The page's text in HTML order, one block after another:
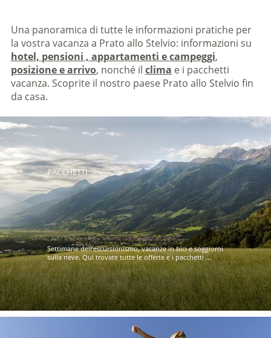
Una panoramica di tutte le informazioni pratiche per
la vostra vacanza a Prato allo Stelvio: informazioni su
hotel, pensioni , appartamenti e campeggi,
posizione e arrivo, nonché il clima e i pacchetti
vacanza. Scoprite il nostro paese Prato allo Stelvio fin
da casa.
PACCHETTI
Settimane dell’escursionismo, vacanze in bici e soggiorni
sulla neve. Qui trovate tutte le offerte e i pacchetti ...